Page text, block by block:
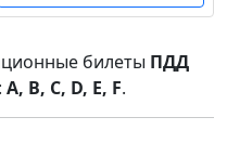
билеты ПДД
A, B, C, D, E, F.